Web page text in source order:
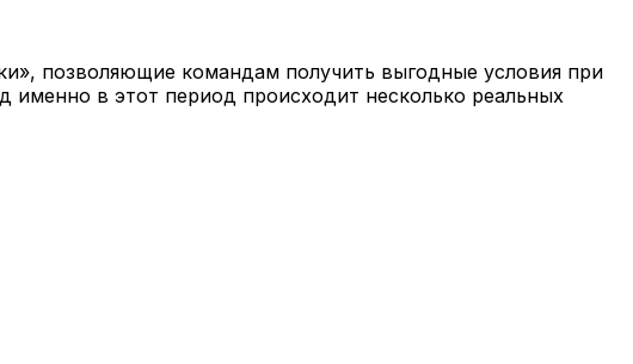
позволяющие командам получить выгодные условия при
в этот период происходит несколько реальных